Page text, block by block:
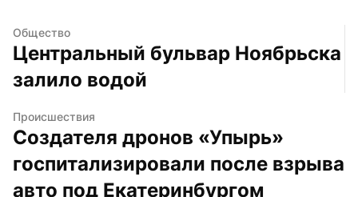
Общество
Центральный бульвар Ноябрьска
залило водой
Происшествия
Создателя дронов «Упырь»
госпитализировали после взрыва
авто под Екатеринбургом